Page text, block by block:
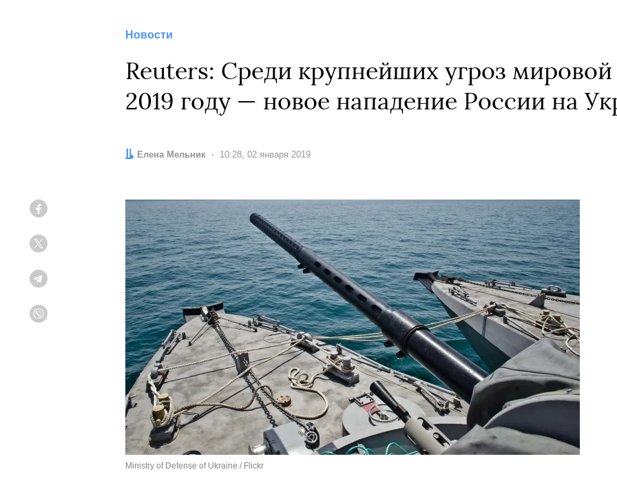
Новости
Reuters: Среди крупнейших угроз мировой
2019 году — новое нападение России на
Автор:
Елена Мельник Дата:
10:28, 02 января 2019
Ministry of Defense of Ukraine / Flickr